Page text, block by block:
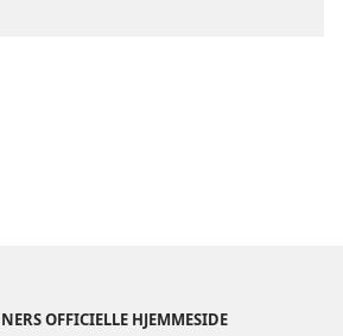
OFFICIELLE HJEMMESIDE